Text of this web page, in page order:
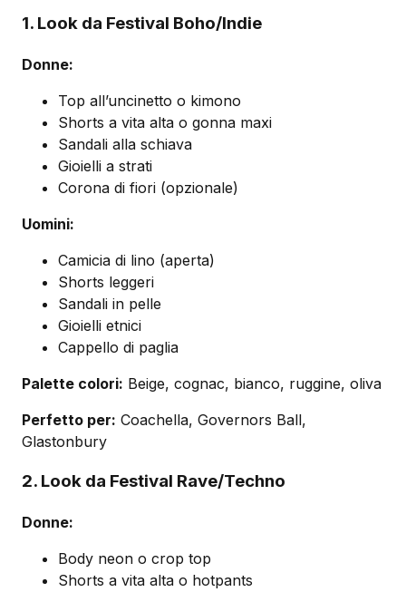
1. Look da Festival Boho/Indie
Donne:
Top all’uncinetto o kimono
Shorts a vita alta o gonna maxi
Sandali alla schiava
Gioielli a strati
Corona di fiori (opzionale)
Uomini:
Camicia di lino (aperta)
Shorts leggeri
Sandali in pelle
Gioielli etnici
Cappello di paglia
Palette colori: Beige, cognac, bianco, ruggine, oliva
Perfetto per: Coachella, Governors Ball,
Glastonbury
2. Look da Festival Rave/Techno
Donne:
Body neon o crop top
Shorts a vita alta o hotpants